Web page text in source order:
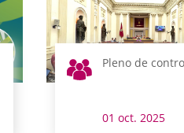
Pleno de
01 oct. 2025